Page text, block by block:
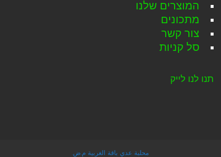
המוצרים שלנו
מתכונים
צור קשר
סל קניות
תנו לנו לייק
محلبة عدي باقة الغربية م.ض.